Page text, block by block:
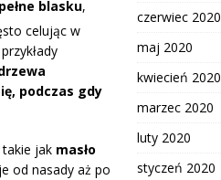
blasku,
celując w
podczas gdy
takie jak masło
od nasady aż po
czerwiec 2020
maj 2020
kwiecień 2020
marzec 2020
luty 2020
styczeń 2020